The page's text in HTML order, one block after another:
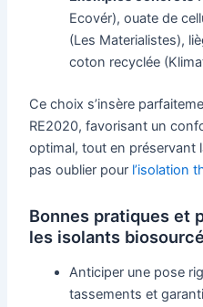
Ecovér), ouate de
(Les Materialistes),
coton recyclée
Ce choix s’insère
RE2020, favorisant un
optimal, tout en préservant
pas oublier pour l’isolation
Bonnes pratiques et
les isolants
Anticiper une pose
tassements et